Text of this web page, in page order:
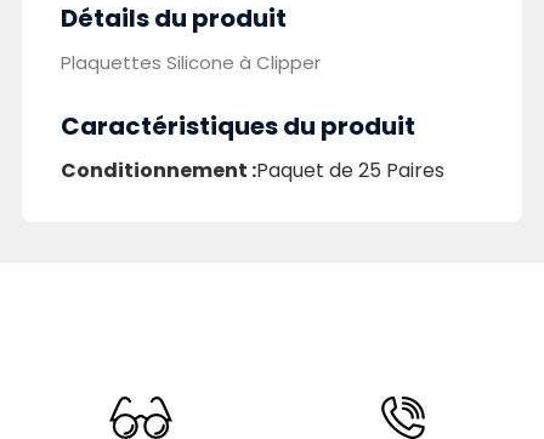
Détails du produit
Plaquettes Silicone à Clipper
Caractéristiques du produit
Conditionnement :Paquet de 25 Paires